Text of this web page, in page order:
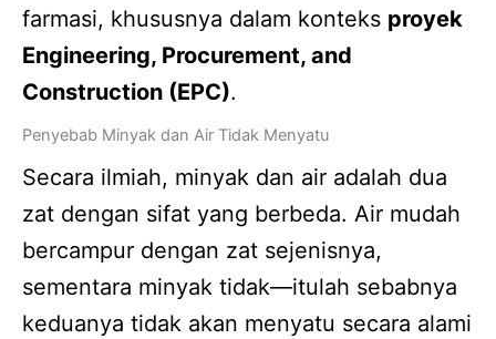
farmasi, khususnya dalam konteks proyek
Engineering, Procurement, and
Construction (EPC).
Penyebab Minyak dan Air Tidak Menyatu
Secara ilmiah, minyak dan air adalah dua
zat dengan sifat yang berbeda. Air mudah
bercampur dengan zat sejenisnya,
sementara minyak tidak—itulah sebabnya
keduanya tidak akan menyatu secara alami